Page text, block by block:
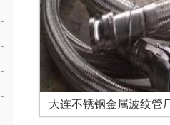
大连不锈钢金属波纹管